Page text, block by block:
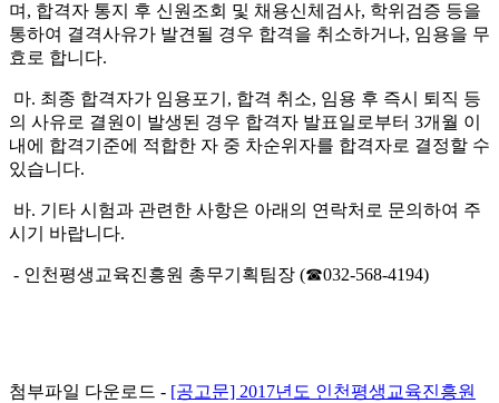
며 , 합격자 통지 후 신원조회 및 채용신체검사, 학위검증 등을
통하여 결격사유가 발견될 경우 합격을 취소하거나, 임용을 무
효로 합니다.
마. 최종 합격자가 임용포기 , 합격 취소, 임용 후 즉시 퇴직 등
의 사유로 결원이 발생된 경우 합격자 발표일로부터 3개월 이
내에 합격기준에 적합한 자 중 차순위자를 합격자로 결정할 수
있습니다.
바. 기타 시험과 관련한 사항은 아래의 연락처로 문의하여 주
시기 바랍니다.
- 인천평생교육진흥원 총무기획팀장 (☎032-568-4194)
첨부파일 다운로드 - [공고문] 2017년도 인천평생교육진흥원